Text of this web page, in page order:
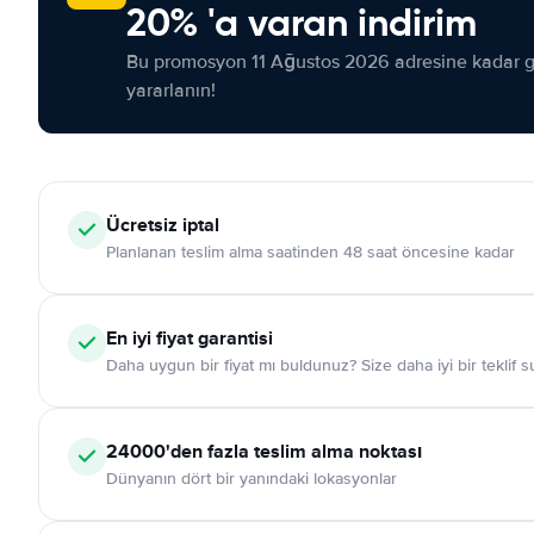
20% 'a varan indirim
Bu promosyon 11 Ağustos 2026 adresine kadar
yararlanın!
Ücretsiz iptal
Planlanan teslim alma saatinden 48 saat öncesine kadar
En iyi fiyat garantisi
Daha uygun bir fiyat mı buldunuz? Size daha iyi bir teklif
24000'den fazla teslim alma noktası
Dünyanın dört bir yanındaki lokasyonlar